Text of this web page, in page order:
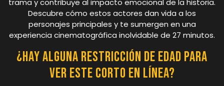
trama y contribuye al impacto emocional de la historia.
Descubre cómo estos actores dan vida a los
personajes principales y te sumergen en una
experiencia cinematográfica inolvidable de 27 minutos.
¿Hay alguna restricción de edad para
ver este corto en línea?